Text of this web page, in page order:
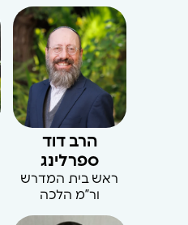
הרב דוד
ספרלינג
ראש בית המדרש
ור”מ הלכה